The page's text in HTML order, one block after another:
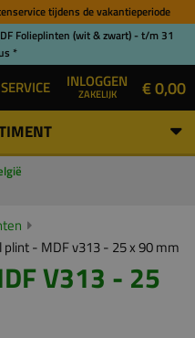
tijdens de vakantieperiode
Folieplinten (wit & zwart) - t/m 31
*
SERVICE INLOGGEN
ZAKELIJK € 0,00
plint - MDF v313 - 25 x 90 mm
V313 - 25